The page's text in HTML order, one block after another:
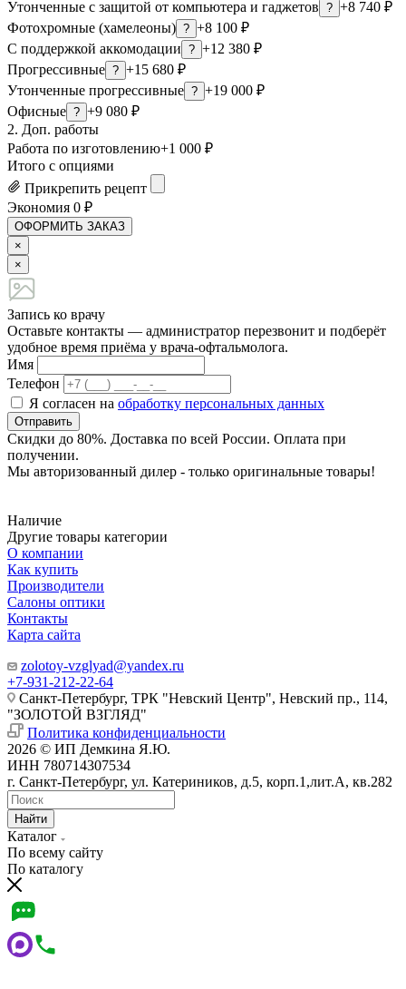
Утонченные с защитой от компьютера и гаджетов ? +8 740 ₽
Фотохромные (хамелеоны) ? +8 100 ₽
С поддержкой аккомодации ? +12 380 ₽
Прогрессивные ? +15 680 ₽
Утонченные прогрессивные ? +19 000 ₽
Офисные ? +9 080 ₽
2. Доп. работы
Работа по изготовлению+1 000 ₽
Итого с опциями
Прикрепить рецепт
Экономия 0 ₽
ОФОРМИТЬ ЗАКАЗ
×
×
Запись ко врачу
Оставьте контакты — администратор перезвонит и подберёт
удобное время приёма у врача-офтальмолога.
Имя
Телефон
Я согласен на обработку персональных данных
Отправить
Скидки до 80%. Доставка по всей России. Оплата при
получении.
Мы авторизованный дилер - только оригинальные товары!
Наличие
Другие товары категории
О компании
Как купить
Производители
Салоны оптики
Контакты
Карта сайта
zolotoy-vzglyad@yandex.ru
+7-931-212-22-64
Санкт-Петербург, ТРК "Невский Центр", Невский пр., 114,
"ЗОЛОТОЙ ВЗГЛЯД"
Политика конфиденциальности
2026 © ИП Демкина Я.Ю.
ИНН 780714307534
г. Санкт-Петербург, ул. Катериников, д.5, корп.1,лит.А, кв.282
Найти
Каталог
По всему сайту
По каталогу